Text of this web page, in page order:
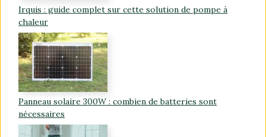
Irquis : guide complet sur cette solution de pompe à
chaleur
Panneau solaire 300W : combien de batteries sont
nécessaires